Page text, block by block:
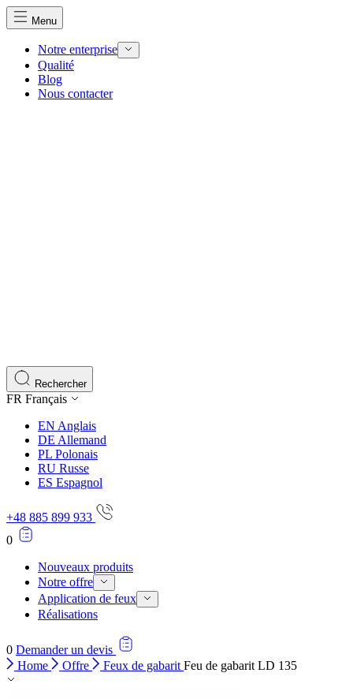
Menu
Notre enterprise
Qualité
Blog
Nous contacter
Rechercher
FR Français
EN Anglais
DE Allemand
PL Polonais
RU Russe
ES Espagnol
+48 885 899 933
0
Nouveaux produits
Notre offre
Application de feux
Réalisations
0 Demander un devis
Home
Offre Feux de gabarit Feu de gabarit LD 135
Nous partageons également des informations sur votre
rapportant des informations de manière anonyme.
Les cookies marketing sont utilisés pour suivre les
engageantes pour l'utilisateur individuel et, par
Non classés
Les cookies non classés sont des cookies qui sont en